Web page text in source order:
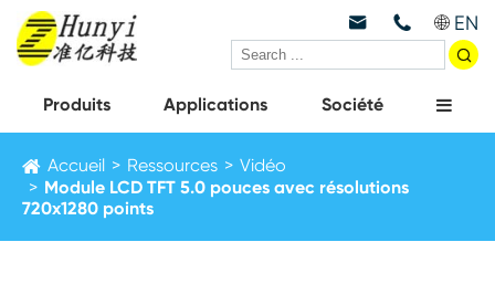
  EN

Produits Applications Société
Accueil Ressources
Vidéo
Module LCD TFT 5.0 pouces avec résolutions
720x1280 points